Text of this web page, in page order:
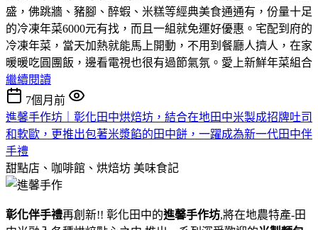
盛，佛跳牆、豬腳、醉蝦、米糕等經典美食通通有，份量十足
的冷凍年菜6000元有找，而且一組就免運好優惠。宅配到府的
冷凍年菜，當天加熱就能馬上開動，不用到餐廳人擠人，在家
暖暖吃圓團飯，邊看電視也很有過節氣氛。 愛上新鮮年菜組合
繼續閱讀
7個月前
進馨手作坊｜彰化田中烘焙坊，結合在地田中米製成招牌吐司
和軟歐，更推出包著米漿餡的田中餅，一躍成為新一代田中伴
手禮
甜點店、咖啡館、烘焙坊 美味食記
彰化伴手禮再創新!! 彰化田中的進馨手作坊,將在地農特產-田